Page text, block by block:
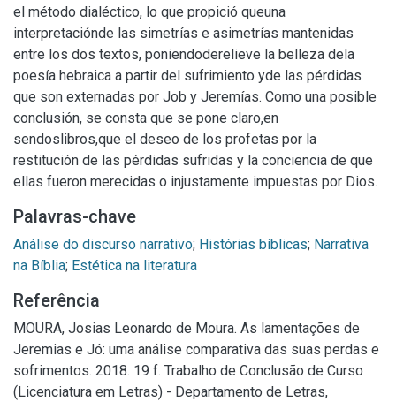
el método dialéctico, lo que propició queuna
interpretaciónde las simetrías e asimetrías mantenidas
entre los dos textos, poniendoderelieve la belleza dela
poesía hebraica a partir del sufrimiento yde las pérdidas
que son externadas por Job y Jeremías. Como una posible
conclusión, se consta que se pone claro,en
sendoslibros,que el deseo de los profetas por la
restitución de las pérdidas sufridas y la conciencia de que
ellas fueron merecidas o injustamente impuestas por Dios.
Palavras-chave
Análise do discurso narrativo; Histórias bíblicas; Narrativa
na Bíblia; Estética na literatura
Referência
MOURA, Josias Leonardo de Moura. As lamentações de
Jeremias e Jó: uma análise comparativa das suas perdas e
sofrimentos. 2018. 19 f. Trabalho de Conclusão de Curso
(Licenciatura em Letras) - Departamento de Letras,